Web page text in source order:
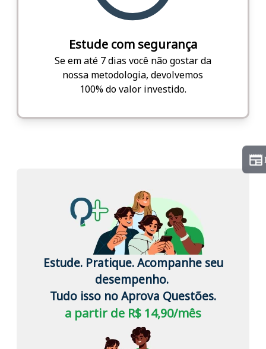
Estude com segurança
Se em até 7 dias você não gostar da
nossa metodologia, devolvemos
100% do valor investido.
Estude. Pratique. Acompanhe seu
desempenho.
Tudo isso no Aprova Questões.
a partir de R$ 14,90/mês